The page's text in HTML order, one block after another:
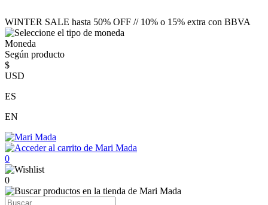
WINTER SALE hasta 50% OFF // 10% o 15% extra con BBVA
Moneda
Según producto
$
USD
ES
EN
0
0